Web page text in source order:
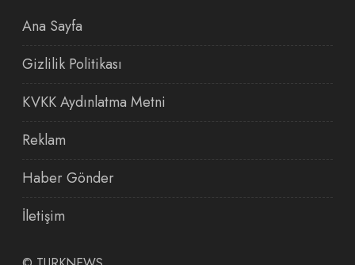
Ana Sayfa
Gizlilik Politikası
KVKK Aydınlatma Metni
Reklam
Haber Gönder
İletişim